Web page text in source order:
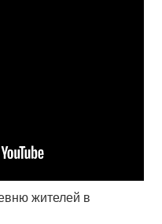
жителей в